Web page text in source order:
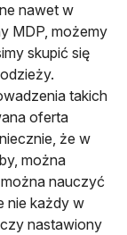
nawet w
MDP, możemy
skupić się
takich
oferta
że w
można
nauczyć
nie każdy w
nastawiony